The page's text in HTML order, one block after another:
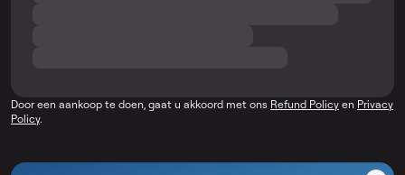
Door een aankoop te doen, gaat u akkoord met ons Refund Policy en Privacy
Policy.